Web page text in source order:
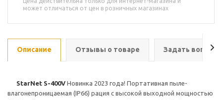
может отличаться от цен в розничных магазинах
Описание Отзывы о товаре Задать вопрос
StarNet S-400V Новинка 2023 года! Портативная пыле-
влагонепроницаемая (IP66) рация с высокой выходной мощностью